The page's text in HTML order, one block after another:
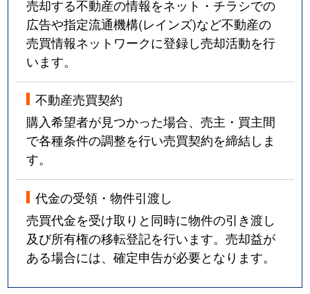
売却する不動産の情報をネット・チラシでの
広告や指定流通機構(レインズ)など不動産の
売買情報ネットワークに登録し売却活動を行
います。
不動産売買契約
購入希望者が見つかった場合、売主・買主間
で各種条件の調整を行い売買契約を締結しま
す。
代金の受領・物件引渡し
売買代金を受け取りと同時に物件の引き渡し
及び所有権の移転登記を行います。売却益が
ある場合には、確定申告が必要となります。